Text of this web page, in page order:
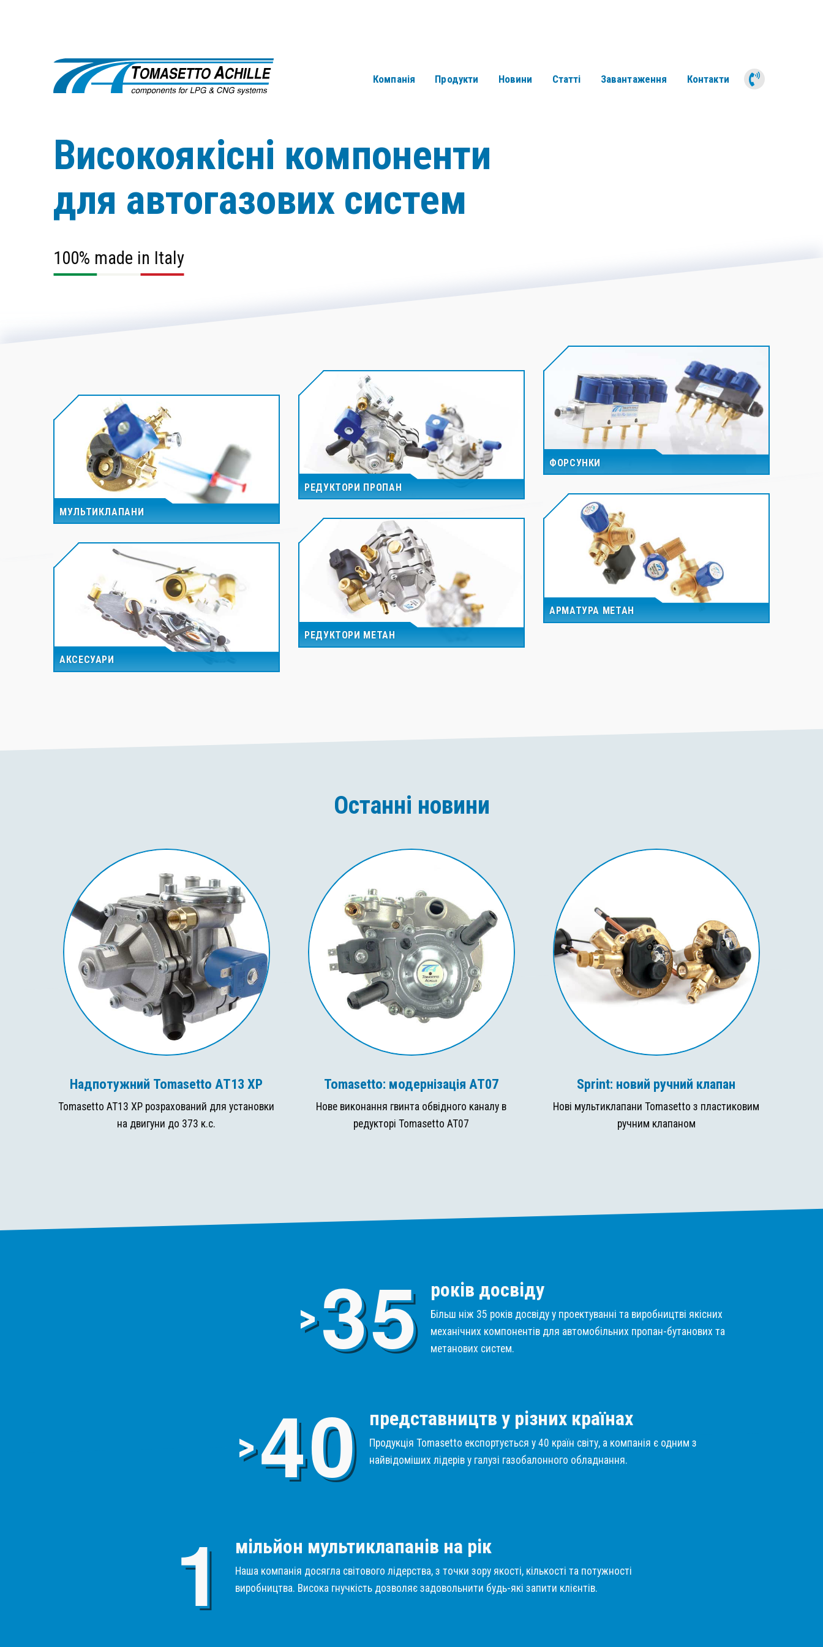
Компанія Продукти Новини Статті Завантаження Контакти
Високоякісні компоненти
для автогазових систем
100% made in Italy
МУЛЬТИКЛАПАНИ
РЕДУКТОРИ ПРОПАН
ФОРСУНКИ
АКСЕСУАРИ
РЕДУКТОРИ МЕТАН
АРМАТУРА МЕТАН
Останні новини
Надпотужний Tomasetto AT13 XP
Tomasetto AT13 XP розрахований для установки
на двигуни до 373 к.с.
Tomasetto: модернізація AT07
Нове виконання гвинта обвідного каналу в
редукторі Tomasetto AT07
Sprint: новий ручний клапан
Нові мультиклапани Tomasetto з пластиковим
ручним клапаном
>3
5
років досвіду
Більш ніж 35 років досвіду у проектуванні та виробництві якісних
механічних компонентів для автомобільних пропан-бутанових та
метанових систем.
>4
0
представництв у різних країнах
Продукція Tomasetto експортується у 40 країн світу, а компанія є одним з
найвідоміших лідерів у галузі газобалонного обладнання.
1
мільйон мультиклапанів на рік
Наша компанія досягла світового лідерства, з точки зору якості, кількості та потужності
виробництва. Висока гнучкість дозволяє задовольнити будь-які запити клієнтів.